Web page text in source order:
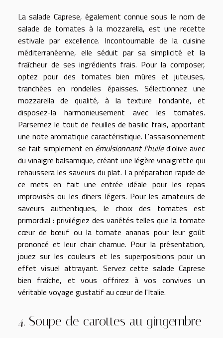
La salade Caprese, également connue sous le nom de
salade de tomates à la mozzarella, est une recette
estivale par excellence. Incontournable de la cuisine
méditerranéenne, elle séduit par sa simplicité et la
fraîcheur de ses ingrédients frais. Pour la composer,
optez pour des tomates bien mûres et juteuses,
tranchées en rondelles épaisses. Sélectionnez une
mozzarella de qualité, à la texture fondante, et
disposez-la harmonieusement avec les tomates.
Parsemez le tout de feuilles de basilic frais, apportant
une note aromatique caractéristique. L'assaisonnement
se fait simplement en émulsionnant l'huiled'olive avec
du vinaigre balsamique, créant une légère vinaigrette qui
rehaussera les saveurs du plat. La préparation rapide de
ce mets en fait une entrée idéale pour les repas
improvisés ou les dîners légers. Pour les amateurs de
saveurs authentiques, le choix des tomates est
primordial : privilégiez des variétés telles que la tomate
cœur de bœuf ou la tomate ananas pour leur goût
prononcé et leur chair charnue. Pour la présentation,
jouez sur les couleurs et les superpositions pour un
effet visuel attrayant. Servez cette salade Caprese
bien fraîche, et vous offrirez à vos convives un
véritable voyage gustatif au cœur de l'Italie.
4. Soupe de carottes au gingembre